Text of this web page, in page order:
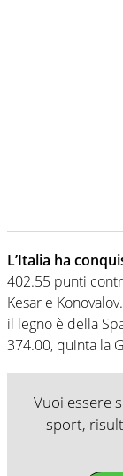
L’Italia ha
402.55 punti
Kesar e
il legno è della
374.00, quinta la
Vuoi essere
sport,